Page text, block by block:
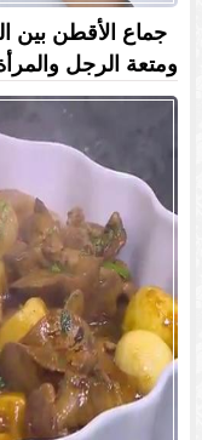
جماع الأقطن بين
ومتعة الرجل